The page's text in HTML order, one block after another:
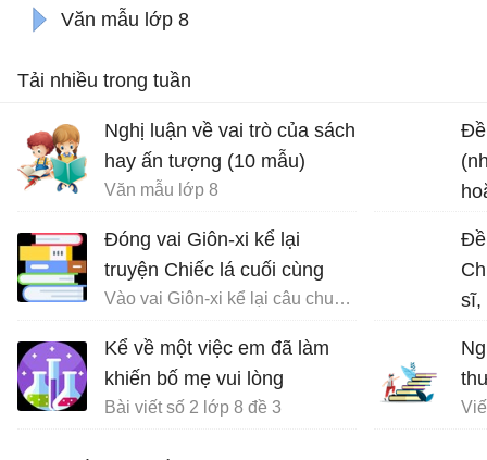
Văn mẫu lớp 8
Tải nhiều trong tuần
Nghị luận về vai trò của sách
hay ấn tượng (10 mẫu)
Văn mẫu lớp 8
Đóng vai Giôn-xi kể lại
truyện Chiếc lá cuối cùng
Vào vai Giôn-xi kể lại câu chuyện Chiếc lá cuối cùng
Kể về một việc em đã làm
khiến bố mẹ vui lòng
Bài viết số 2 lớp 8 đề 3
Đề
Đề
sĩ,